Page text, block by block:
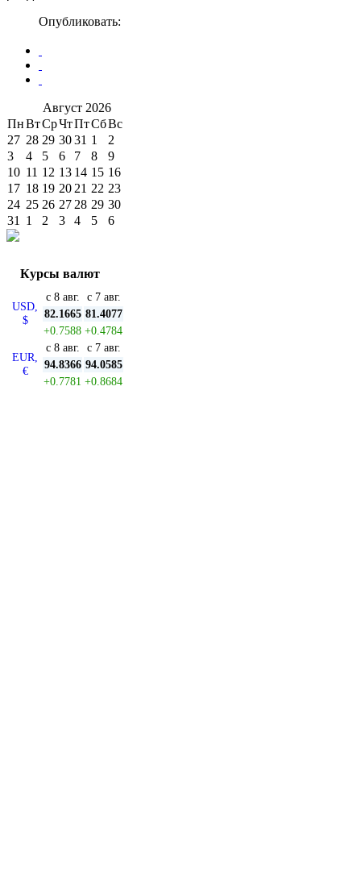
Опубликовать:
Август 2026
ПнВтСрЧтПтСбВс
27 28 29 3031 1
2
3
4 5 6 7 8
9
10 11 12 13 14 15 16
17 18 19 20 21 22 23
24 25 26 27 28 29 30
31
1 2 3 4 5 6
Курсы валют
USD,
$
с 8 авг.
с 7 авг.
82.1665 81.4077
+0.7588 +0.4784
EUR,
€
с 8 авг.
с 7 авг.
94.8366 94.0585
+0.7781 +0.8684